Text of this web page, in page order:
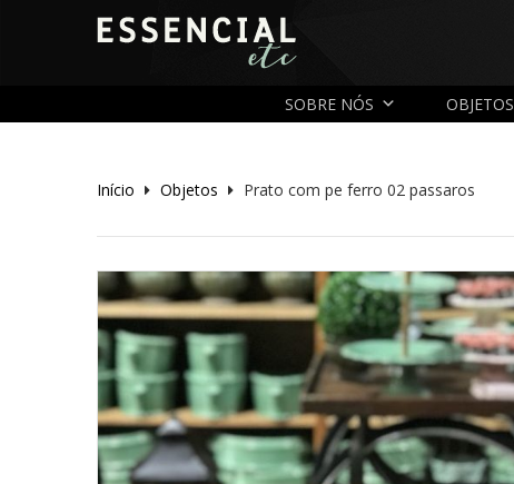
SOBRE NÓS OBJETOS
Início Objetos Prato com pe ferro 02 passaros